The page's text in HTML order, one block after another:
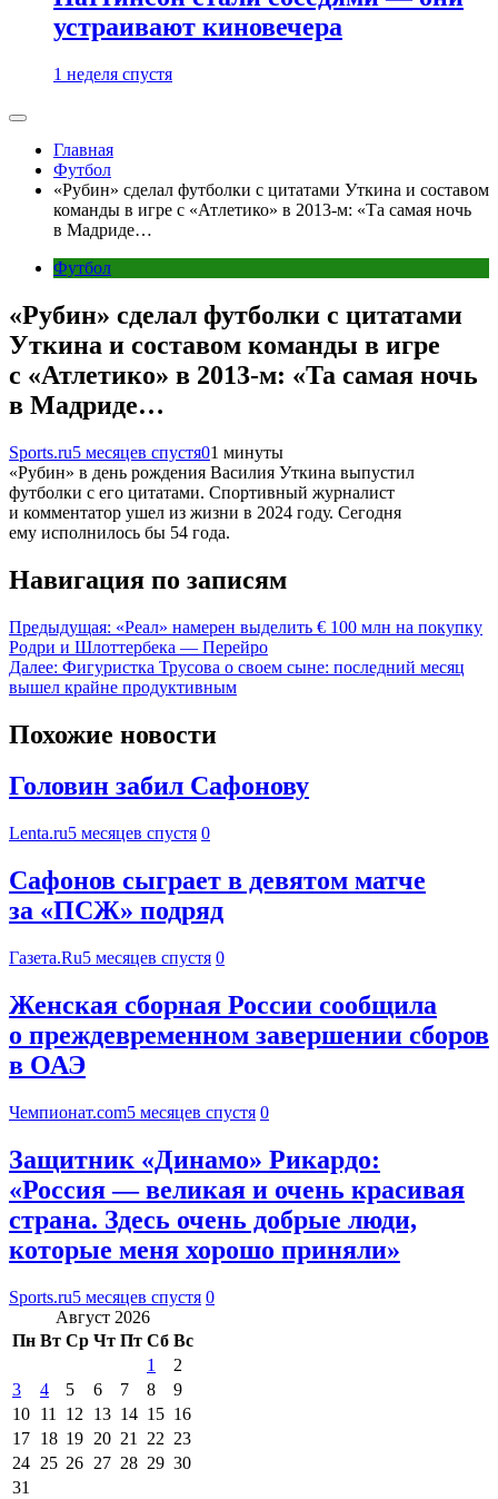
устраивают киновечера
1 неделя спустя
Главная
Футбол
«Рубин» сделал футболки с цитатами Уткина и составом
команды в игре с «Атлетико» в 2013-м: «Та самая ночь
в Мадриде…
Футбол
«Рубин» сделал футболки с цитатами
Уткина и составом команды в игре
с «Атлетико» в 2013-м: «Та самая ночь
в Мадриде…
Sports.ru5 месяцев спустя01 минуты
«Рубин» в день рождения Василия Уткина выпустил
футболки с его цитатами. Спортивный журналист
и комментатор ушел из жизни в 2024 году. Сегодня
ему исполнилось бы 54 года.
Навигация по записям
Предыдущая: «Реал» намерен выделить € 100 млн на покупку
Родри и Шлоттербека — Перейро
Далее: Фигуристка Трусова о своем сыне: последний месяц
вышел крайне продуктивным
Похожие новости
Головин забил Сафонову
Lenta.ru5 месяцев спустя 0
Сафонов сыграет в девятом матче
за «ПСЖ» подряд
Газета.Ru5 месяцев спустя 0
Женская сборная России сообщила
о преждевременном завершении сборов
в ОАЭ
Чемпионат.com5 месяцев спустя 0
Защитник «Динамо» Рикардо:
«Россия — великая и очень красивая
страна. Здесь очень добрые люди,
которые меня хорошо приняли»
Sports.ru5 месяцев спустя 0
Август 2026
Пн Вт Ср Чт Пт Сб Вс
1
2
3
4 5 6 7 8
9
10 11 12 13 14 15 16
17 18 19 20 21 22 23
24 25 26 27 28 29 30
31